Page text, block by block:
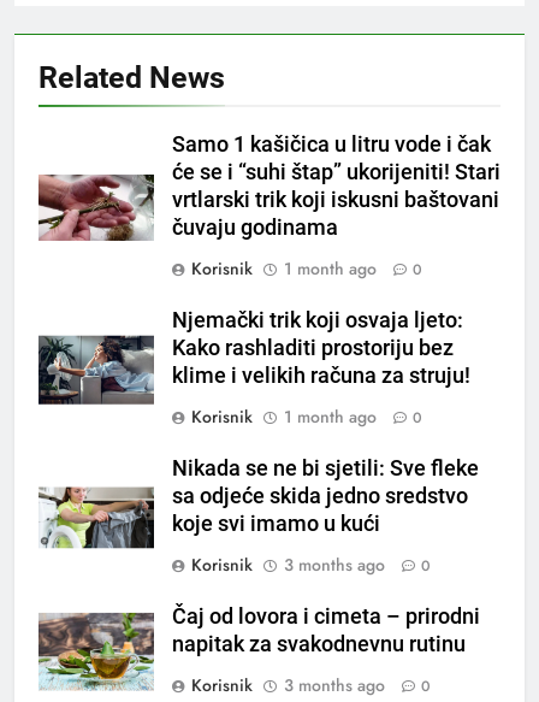
Related News
Samo 1 kašičica u litru vode i čak
će se i “suhi štap” ukorijeniti! Stari
vrtlarski trik koji iskusni baštovani
čuvaju godinama
Korisnik
1 month ago 0
Njemački trik koji osvaja ljeto:
Kako rashladiti prostoriju bez
klime i velikih računa za struju!
Korisnik
1 month ago 0
Nikada se ne bi sjetili: Sve fleke
sa odjeće skida jedno sredstvo
koje svi imamo u kući
Korisnik
3 months ago 0
Čaj od lovora i cimeta – prirodni
napitak za svakodnevnu rutinu
Korisnik
3 months ago 0
ČISTAČ JETRE: Uzmite gutljaj
na prazan stomak i crijeva će
raditi kao sat, zaboravit ćete na
loše varenje
OSTALO
Tračevi su njihova glavna
preokupacija: Ljudi rođeni u ova
tri znaka najviše vole ogovarati
OSTALO
Piće od smreke – prirodni
napitak koji se često spominje
kod šećerne bolesti
OSTALO
Samo 1 kašičica u litru vode i
čak će se i “suhi štap”
ukorijeniti! Stari vrtlarski trik koji
OSTALO